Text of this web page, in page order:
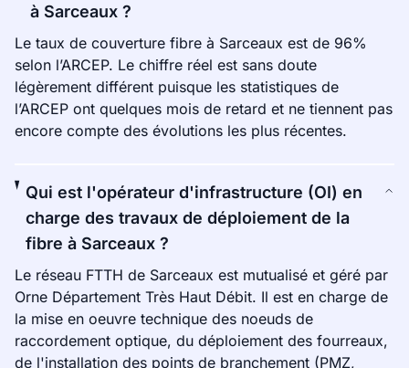
à Sarceaux ?
Le taux de couverture fibre à Sarceaux est de 96%
selon l’ARCEP. Le chiffre réel est sans doute
légèrement différent puisque les statistiques de
l’ARCEP ont quelques mois de retard et ne tiennent pas
encore compte des évolutions les plus récentes.
Qui est l'opérateur d'infrastructure (OI) en
charge des travaux de déploiement de la
fibre à Sarceaux ?
Le réseau FTTH de Sarceaux est mutualisé et géré par
Orne Département Très Haut Débit. Il est en charge de
la mise en oeuvre technique des noeuds de
raccordement optique, du déploiement des fourreaux,
de l'installation des points de branchement (PMZ,